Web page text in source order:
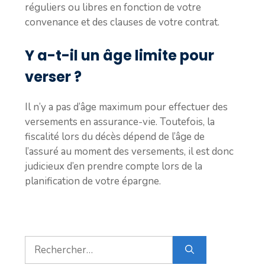
réguliers ou libres en fonction de votre
convenance et des clauses de votre contrat.
Y a-t-il un âge limite pour
verser ?
Il n’y a pas d’âge maximum pour effectuer des
versements en assurance-vie. Toutefois, la
fiscalité lors du décès dépend de l’âge de
l’assuré au moment des versements, il est donc
judicieux d’en prendre compte lors de la
planification de votre épargne.
Rechercher :